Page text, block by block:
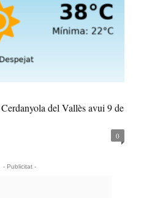
del Vallès avui 9 de
0
- Publicitat -